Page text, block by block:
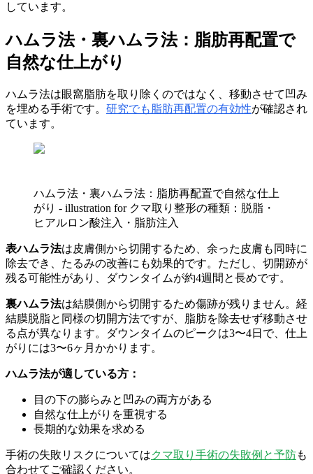
しています。
ハムラ法・裏ハムラ法：脂肪再配置で
自然な仕上がり
ハムラ法は眼窩脂肪を取り除くのではなく、移動させて凹み
を埋める手術です。 研究でも脂肪再配置の有効性が確認され
ています。
ハムラ法・裏ハムラ法：脂肪再配置で自然な仕上
がり - illustration for クマ取り整形の種類：脱脂・
ヒアルロン酸注入・脂肪注入
表ハムラ法は皮膚側から切開するため、余った皮膚も同時に
除去でき、たるみの改善にも効果的です。ただし、切開跡が
残る可能性があり、ダウンタイムが約4週間と長めです。
裏ハムラ法は結膜側から切開するため傷跡が残りません。経
結膜脱脂と同様の切開方法ですが、脂肪を除去せず移動させ
る点が異なります。ダウンタイムのピークは3〜4日で、仕上
がりには3〜6ヶ月かかります。
ハムラ法が適している方：
目の下の膨らみと凹みの両方がある
自然な仕上がりを重視する
長期的な効果を求める
手術の失敗リスクについてはクマ取り手術の失敗例と予防も
合わせてご確認ください。